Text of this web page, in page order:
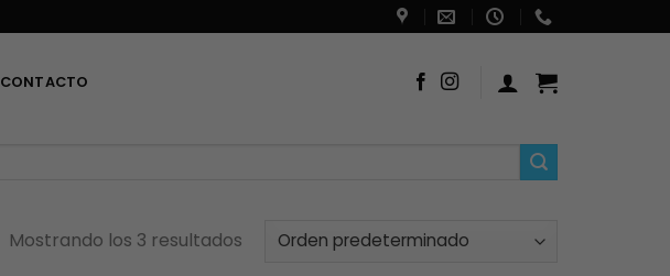
CONTACTO
Mostrando los 3 resultados